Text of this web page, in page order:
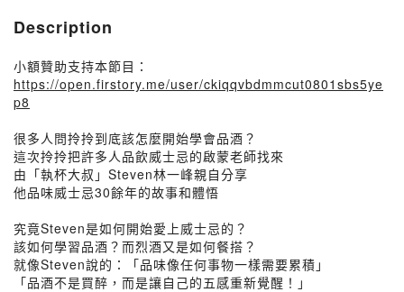
Description
小額贊助支持本節目：
https://open.firstory.me/user/ckiqqvbdmmcut0801sbs5ye
p8
很多人問拎拎到底該怎麼開始學會品酒？
這次拎拎把許多人品飲威士忌的啟蒙老師找來
由「執杯大叔」Steven林一峰親自分享
他品味威士忌30餘年的故事和體悟
究竟Steven是如何開始愛上威士忌的？
該如何學習品酒？而烈酒又是如何餐搭？
就像Steven說的：「品味像任何事物一樣需要累積」
「品酒不是買醉，而是讓自己的五感重新覺醒！」